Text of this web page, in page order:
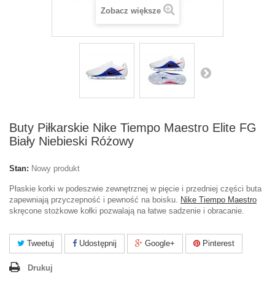
Zobacz większe
Buty Piłkarskie Nike Tiempo Maestro Elite FG
Biały Niebieski Różowy
Stan: Nowy produkt
Płaskie korki w podeszwie zewnętrznej w pięcie i przedniej części buta
zapewniają przyczepność i pewność na boisku. Nike Tiempo Maestro
skręcone stożkowe kołki pozwalają na łatwe sadzenie i obracanie.
Tweetuj Udostępnij Google+ Pinterest
Drukuj